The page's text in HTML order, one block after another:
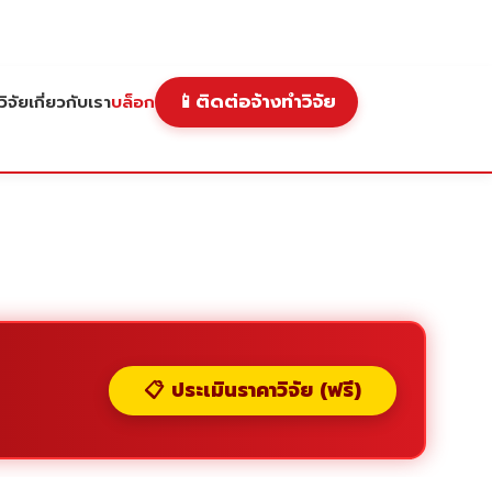
จัยเกี่ยวกับเราบล็อก 📱 ติดต่อจ้างทำวิจัย
📋 ประเมินราคาวิจัย (ฟรี)